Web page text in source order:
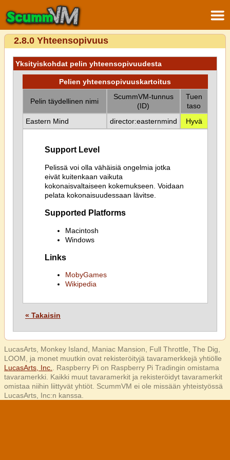
2.8.0 Yhteensopivuus
Yksityiskohdat pelin yhteensopivuudesta
Pelien yhteensopivuuskartoitus
Pelin täydellinen nimi
ScummVM-tunnus
(ID)
Tuen
taso
Eastern Mind
director:easternmind Hyvä
Support Level
Pelissä voi olla vähäisiä ongelmia jotka
eivät kuitenkaan vaikuta
kokonaisvaltaiseen kokemukseen. Voidaan
pelata kokonaisuudessaan lävitse.
Supported Platforms
Macintosh
Windows
Links
MobyGames
Wikipedia
« Takaisin
LucasArts, Monkey Island, Maniac Mansion, Full Throttle, The Dig,
LOOM, ja monet muutkin ovat rekisteröityjä tavaramerkkejä yhtiölle
LucasArts, Inc.
. Raspberry Pi on Raspberry Pi Tradingin omistama
tavaramerkki. Kaikki muut tavaramerkit ja rekisteröidyt tavaramerkit
omistaa niihin liittyvät yhtiöt. ScummVM ei ole missään yhteistyössä
LucasArts, Inc:n kanssa.